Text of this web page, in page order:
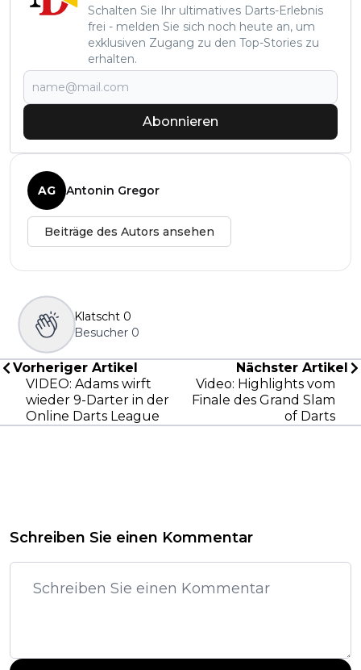
Schalten Sie Ihr ultimatives Darts-Erlebnis
frei - melden Sie sich noch heute an, um
exklusiven Zugang zu den Top-Stories zu
erhalten.
Abonnieren
AG Antonin Gregor
Beiträge des Autors ansehen
Klatscht 0
Besucher 0
Vorheriger Artikel
VIDEO: Adams wirft
wieder 9-Darter in der
Online Darts League
Nächster Artikel
Video: Highlights vom
Finale des Grand Slam
of Darts
Schreiben Sie einen Kommentar